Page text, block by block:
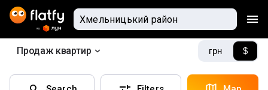
Продаж квартир грн $